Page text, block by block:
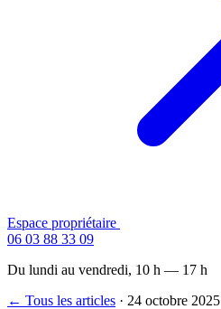
Espace propriétaire
06 03 88 33 09
Du lundi au vendredi, 10 h — 17 h
← Tous les articles · 24 octobre 2025